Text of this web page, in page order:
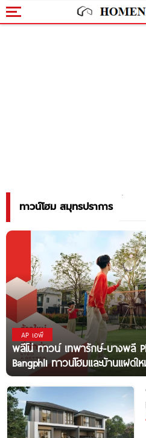
ทาวน์โฮม สมุทรปราการ
AP เอพี
พลีโน่ ทาวน์ เทพารักษ์-บางพลี
Bangphli ทาวน์โฮมและบ้านแฝดใ